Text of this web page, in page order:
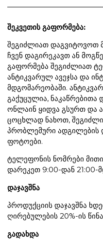
შეკვეთის გაფორმება:
შეგიძლიათ დაგვიტოვოთ
ჩვენ დაგირეკავთ ან
გაფორმება შეგიძლიათ
ანტიკვარულ ავეჯსა და
მდგომარეობაში.
გაქუცულია, ნაკაწრებითა
ონლაინ ყიდვა გსურთ და
ცოცხლად ნახოთ,
პრობლემური ადგილების
ფოტოები.
ტელეფონის ნომრები
დარეკეთ 9:00-დან 21:00-
დაჯავშნა
პროდუქციის დაჯავშნა
ღირებულების 20%-ის
გადახდა